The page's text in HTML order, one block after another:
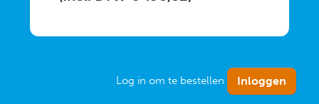
Log in om te bestellen